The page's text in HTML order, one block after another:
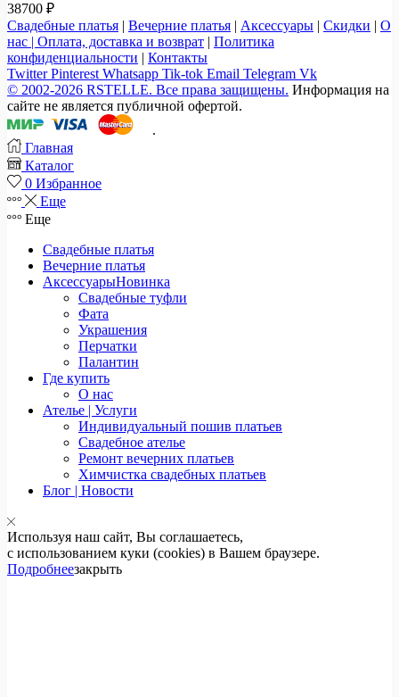
38700 ₽
Свадебные платья | Вечерние платья | Аксессуары | Скидки | О
нас | Оплата, доставка и возврат | Политика
конфиденциальности | Контакты
Twitter Pinterest Whatsapp Tik-tok Email Telegram Vk
© 2002-2026 RSTELLE. Все права защищены. Информация на
сайте не является публичной офертой.
.
Главная
Каталог
0 Избранное
Еще
Еще
Свадебные платья
Вечерние платья
АксессуарыНовинка
Свадебные туфли
Фата
Украшения
Перчатки
Палантин
Где купить
О нас
Ателье | Услуги
Индивидуальный пошив платьев
Свадебное ателье
Ремонт вечерних платьев
Химчистка свадебных платьев
Блог | Новости
Используя наш сайт, Вы соглашаетесь,
с использованием куки (cookies) в Вашем браузере.
Подробнеезакрыть